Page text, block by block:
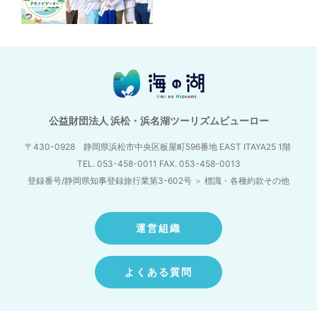
公益財団法人 浜松・浜名湖ツーリズムビューロー
〒430-0928 静岡県浜松市中央区板屋町596番地 EAST ITAYA25 1階
TEL. 053-458-0011 FAX. 053-458-0013
登録番号/静岡県知事登録旅行業第3-602号 ＞ 標識・各種約款その他
運営組織
よくある質問